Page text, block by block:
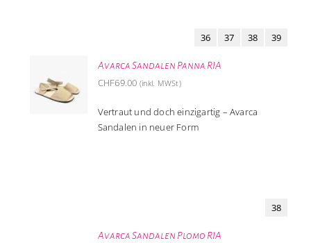
Avarca Sandalen Panna RIA
36 37 38 39
CHF69.00 (inkl. MWSt)
Vertraut und doch einzigartig – Avarca
Sandalen in neuer Form
Avarca Sandalen Plomo RIA
38